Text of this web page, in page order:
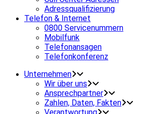
Adressqualifizierung
Telefon & Internet
0800 Servicenummern
Mobilfunk
Telefonansagen
Telefonkonferenz
Unternehmen
Wir über uns
Ansprechpartner
Zahlen, Daten, Fakten